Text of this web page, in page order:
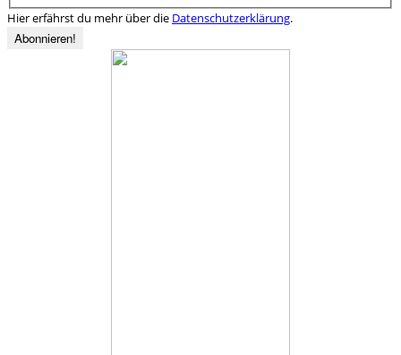
Hier erfährst du mehr über die Datenschutzerklärung.